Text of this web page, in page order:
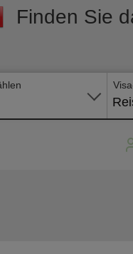
Finden Sie